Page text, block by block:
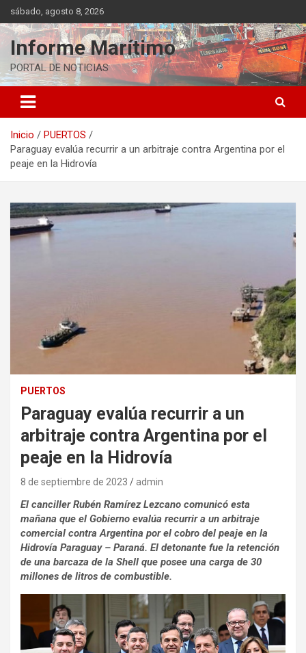
Saltar
al
contenido
sábado, agosto 8, 2026
Informe Marítimo
PORTAL DE NOTICIAS
Inicio
PUERTOS
Paraguay evalúa recurrir a un arbitraje contra Argentina por el
peaje en la Hidrovía
PUERTOS
Paraguay evalúa recurrir a un
arbitraje contra Argentina por el
peaje en la Hidrovía
8 de septiembre de 2023 admin
El canciller Rubén Ramírez Lezcano comunicó esta
mañana que el Gobierno evalúa recurrir a un arbitraje
comercial contra Argentina por el cobro del peaje en la
Hidrovía Paraguay – Paraná. El detonante fue la retención
de una barcaza de la Shell que posee una carga de 30
millones de litros de combustible.